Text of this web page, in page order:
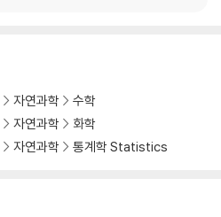
자연과학
수학
자연과학
화학
자연과학 통계학 Statistics